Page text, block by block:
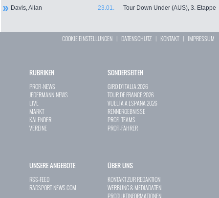
Davis, Allan
Tour Down Under (AUS), 3. Etappe
23.01.
COOKIE EINSTELLUNGEN | DATENSCHUTZ | KONTAKT| IMPRESSUM
RUBRIKEN
PROFI-NEWS
JEDERMANN-NEWS
LIVE
MARKT
KALENDER
VEREINE
SONDERSEITEN
GIRO D`ITALIA 2026
TOUR DE FRANCE 2026
VUELTA A ESPAÑA 2026
RENNERGEBNISSE
PROFI-TEAMS
PROFI-FAHRER
UNSERE ANGEBOTE
RSS-FEED
RADSPORT-NEWS.COM
ÜBER UNS
KONTAKT ZUR REDAKTION
WERBUNG & MEDIADATEN
PRODUKTINFORMATIONEN